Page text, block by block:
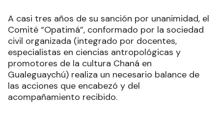
A casi tres años de su sanción por unanimidad, el
Comité “Opatimá”, conformado por la sociedad
civil organizada (integrado por docentes,
especialistas en ciencias antropológicas y
promotores de la cultura Chaná en
Gualeguaychú) realiza un necesario balance de
las acciones que encabezó y del
acompañamiento recibido.